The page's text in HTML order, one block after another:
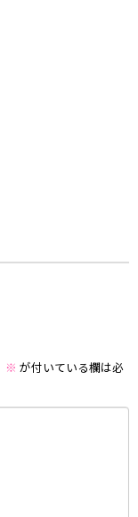
※ が付いている欄は必